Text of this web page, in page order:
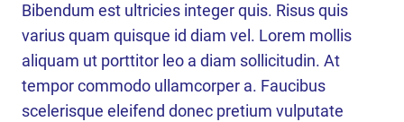
Bibendum est ultricies integer quis. Risus quis
varius quam quisque id diam vel. Lorem mollis
aliquam ut porttitor leo a diam sollicitudin. At
tempor commodo ullamcorper a. Faucibus
scelerisque eleifend donec pretium vulputate